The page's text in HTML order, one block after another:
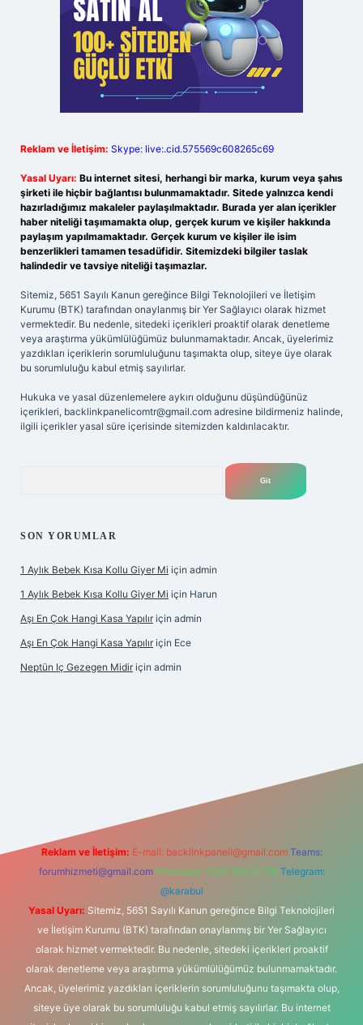
Reklam ve İletişim: Skype: live:.cid.575569c608265c69
Yasal Uyarı: Bu internet sitesi, herhangi bir marka, kurum veya şahıs
şirketi ile hiçbir bağlantısı bulunmamaktadır. Sitede yalnızca kendi
hazırladığımız makaleler paylaşılmaktadır. Burada yer alan içerikler
haber niteliği taşımamakta olup, gerçek kurum ve kişiler hakkında
paylaşım yapılmamaktadır. Gerçek kurum ve kişiler ile isim
benzerlikleri tamamen tesadüfidir. Sitemizdeki bilgiler taslak
halindedir ve tavsiye niteliği taşımazlar.
Sitemiz, 5651 Sayılı Kanun gereğince Bilgi Teknolojileri ve İletişim
Kurumu (BTK) tarafından onaylanmış bir Yer Sağlayıcı olarak hizmet
vermektedir. Bu nedenle, sitedeki içerikleri proaktif olarak denetleme
veya araştırma yükümlülüğümüz bulunmamaktadır. Ancak, üyelerimiz
yazdıkları içeriklerin sorumluluğunu taşımakta olup, siteye üye olarak
bu sorumluluğu kabul etmiş sayılırlar.
Hukuka ve yasal düzenlemelere aykırı olduğunu düşündüğünüz
içerikleri, backlinkpanelicomtr@gmail.com adresine bildirmeniz halinde,
ilgili içerikler yasal süre içerisinde sitemizden kaldırılacaktır.
SON YORUMLAR
1 Aylık Bebek Kısa Kollu Giyer Mi için admin
1 Aylık Bebek Kısa Kollu Giyer Mi için Harun
Aşı En Çok Hangi Kasa Yapılır için admin
Aşı En Çok Hangi Kasa Yapılır için Ece
Neptün Iç Gezegen Midir için admin
Reklam ve İletişim: E-mail: backlinkpaneli@gmail.com Teams:
forumhizmeti@gmail.com Whatsapp: 0262 606 0 726 Telegram:
@karabul
Yasal Uyarı: Sitemiz, 5651 Sayılı Kanun gereğince Bilgi Teknolojileri
ve İletişim Kurumu (BTK) tarafından onaylanmış bir Yer Sağlayıcı
olarak hizmet vermektedir. Bu nedenle, sitedeki içerikleri proaktif
olarak denetleme veya araştırma yükümlülüğümüz bulunmamaktadır.
Ancak, üyelerimiz yazdıkları içeriklerin sorumluluğunu taşımakta olup,
siteye üye olarak bu sorumluluğu kabul etmiş sayılırlar. Bu internet